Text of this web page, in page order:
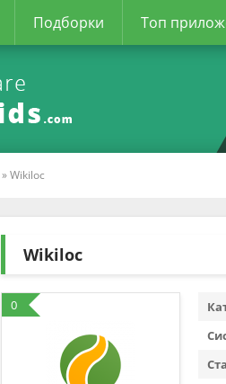
Подборки Топ
» Wikiloc
Wikiloc
0